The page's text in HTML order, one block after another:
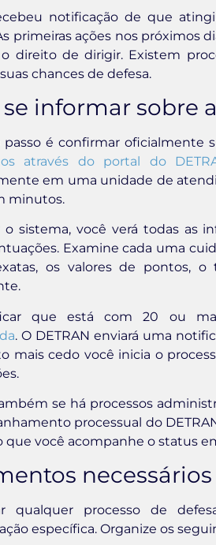
notificação de que
primeiras ações nos próximos
direito de dirigir. Existem
chances de defesa.
informar sobre
é confirmar oficialmente
através do portal do
em uma unidade de
minutos.
o sistema, você verá todas as
Examine cada uma
os valores de pontos,
que está com 20 ou
. O DETRAN enviará uma
mais cedo você inicia o
se há processos
processual do
você acompanhe o status
qualquer processo de
específica. Organize os